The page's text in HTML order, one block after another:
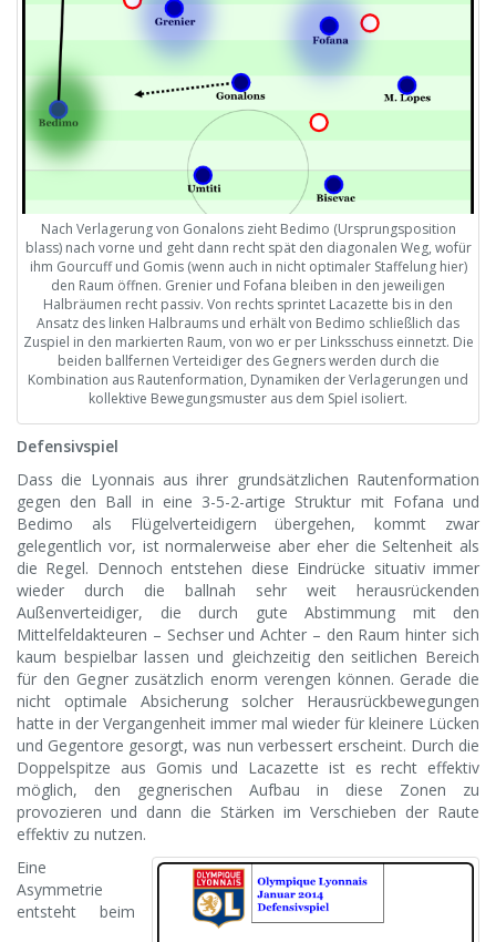
Nach Verlagerung von Gonalons zieht Bedimo (Ursprungsposition
blass) nach vorne und geht dann recht spät den diagonalen Weg, wofür
ihm Gourcuff und Gomis (wenn auch in nicht optimaler Staffelung hier)
den Raum öffnen. Grenier und Fofana bleiben in den jeweiligen
Halbräumen recht passiv. Von rechts sprintet Lacazette bis in den
Ansatz des linken Halbraums und erhält von Bedimo schließlich das
Zuspiel in den markierten Raum, von wo er per Linksschuss einnetzt. Die
beiden ballfernen Verteidiger des Gegners werden durch die
Kombination aus Rautenformation, Dynamiken der Verlagerungen und
kollektive Bewegungsmuster aus dem Spiel isoliert.
Defensivspiel
Dass die Lyonnais aus ihrer grundsätzlichen Rautenformation
gegen den Ball in eine 3-5-2-artige Struktur mit Fofana und
Bedimo als Flügelverteidigern übergehen, kommt zwar
gelegentlich vor, ist normalerweise aber eher die Seltenheit als
die Regel. Dennoch entstehen diese Eindrücke situativ immer
wieder durch die ballnah sehr weit herausrückenden
Außenverteidiger, die durch gute Abstimmung mit den
Mittelfeldakteuren – Sechser und Achter – den Raum hinter sich
kaum bespielbar lassen und gleichzeitig den seitlichen Bereich
für den Gegner zusätzlich enorm verengen können. Gerade die
nicht optimale Absicherung solcher Herausrückbewegungen
hatte in der Vergangenheit immer mal wieder für kleinere Lücken
und Gegentore gesorgt, was nun verbessert erscheint. Durch die
Doppelspitze aus Gomis und Lacazette ist es recht effektiv
möglich, den gegnerischen Aufbau in diese Zonen zu
provozieren und dann die Stärken im Verschieben der Raute
effektiv zu nutzen.
Eine
Asymmetrie
entsteht beim